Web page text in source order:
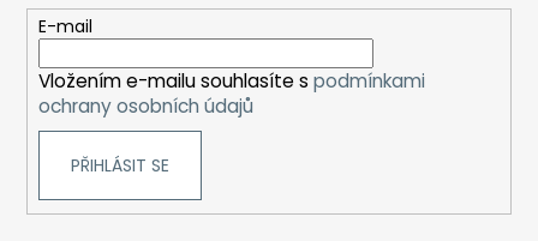
E-mail
Vložením e-mailu souhlasíte s podmínkami
ochrany osobních údajů
PŘIHLÁSIT SE